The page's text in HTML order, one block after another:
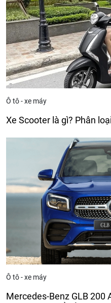
Ô tô - xe máy
Xe Scooter là gì? Phân
Ô tô - xe máy
Mercedes-Benz GLB 200